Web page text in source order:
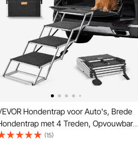
Hondentrap voor Auto's, Brede
met 4 Treden, Opvouwbare
met Antislipoppervlak,
(15)